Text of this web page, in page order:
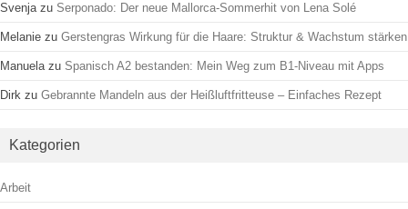
Svenjazu Serponado: Der neue Mallorca-Sommerhit von Lena Solé
Melanie zu Gerstengras Wirkung für die Haare: Struktur & Wachstum stärken
Manuelazu Spanisch A2 bestanden: Mein Weg zum B1-Niveau mit Apps
Dirk zu Gebrannte Mandeln aus der Heißluftfritteuse – Einfaches Rezept
Kategorien
Arbeit